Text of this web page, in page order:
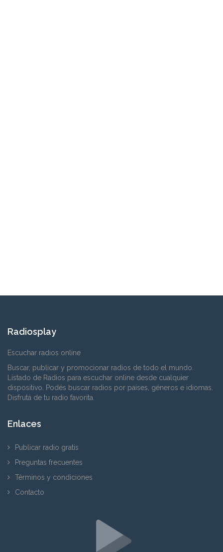
Radiosplay
Escuchar radios online
Buscar, publicar y promocionar radios de todo el mundo.
Listado de Radios para escuchar online desde cualquier
dispositivo. Podés buscar radios por países, géneros e idiomas.
Disfrutá de tu radio favorita.
Enlaces
Publicar radio gratis
Preguntas frecuentes
Términos y condiciones
Contacto